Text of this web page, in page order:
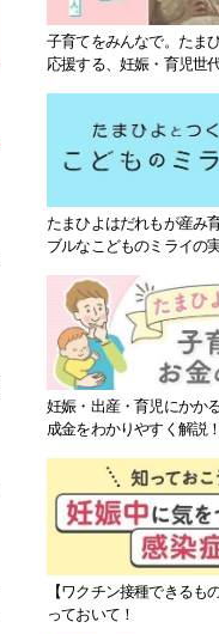
子育てをみんなで。たま
応援する、妊娠・育児世
たまひよはだれもが産み
ブルなこどものミライの
妊娠・出産・育児にかか
成金をわかりやすく解説！
【ワクチン接種できる
っておいて！